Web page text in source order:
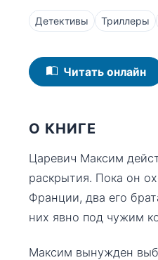
Детективы Триллеры
Читать онлайн
О КНИГЕ
Царевич Максим
раскрытия. Пока он
Франции, два его
них явно под чужим
Максим вынужден